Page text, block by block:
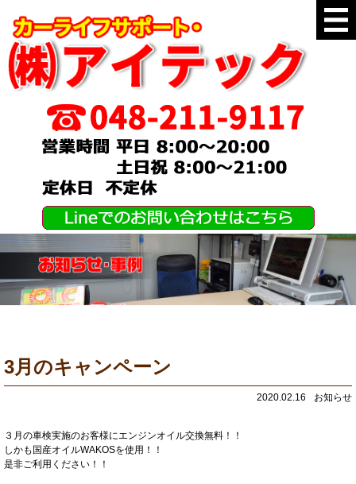
3月のキャンペーン
2020.02.16 お知らせ
３月の車検実施のお客様にエンジンオイル交換無料！！
しかも国産オイルWAKOSを使用！！
是非ご利用ください！！